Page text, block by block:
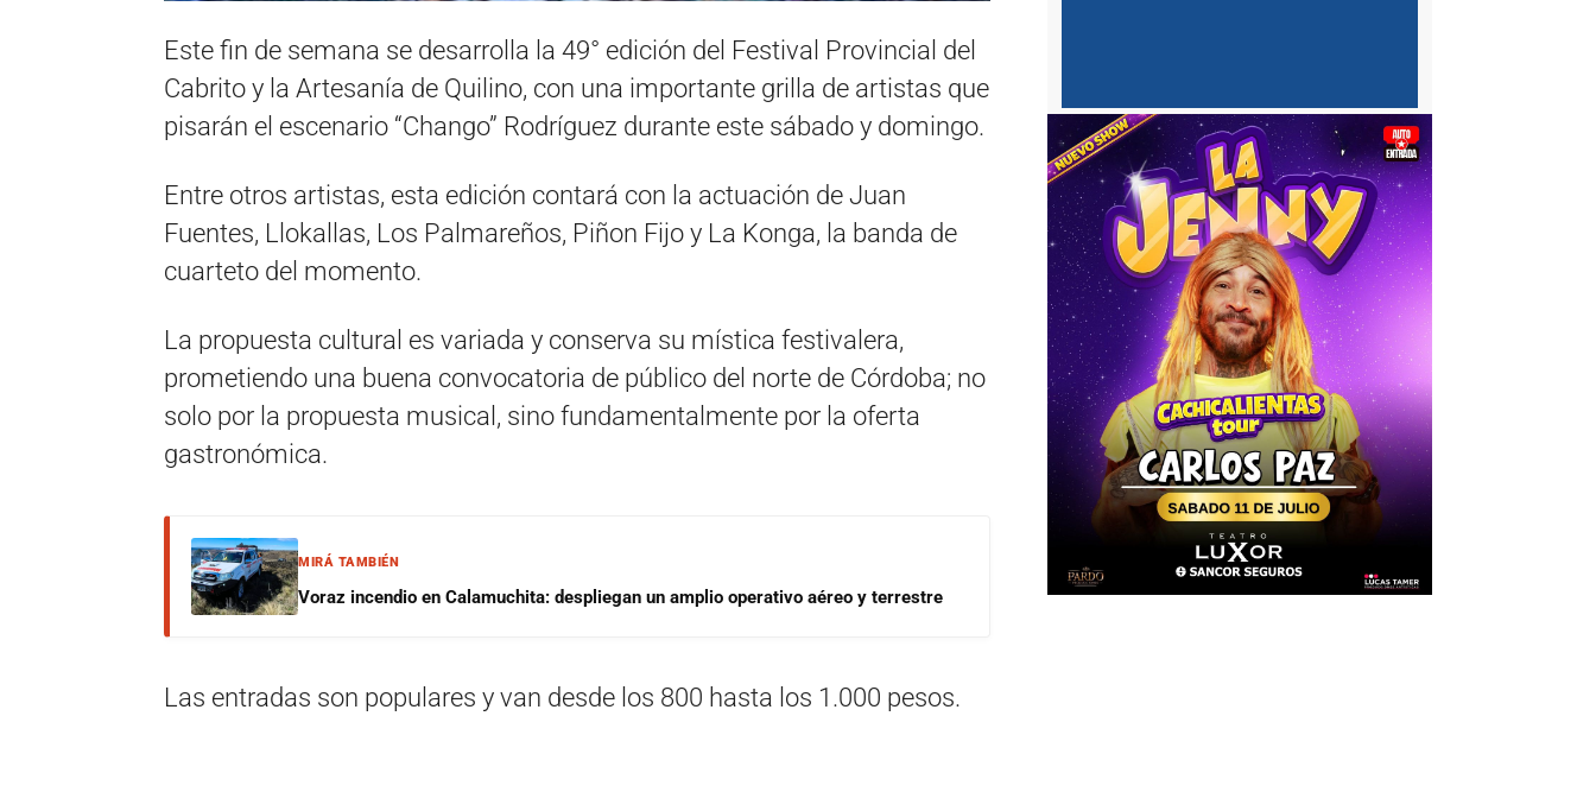
Este fin de semana se desarrolla la 49° edición del Festival Provincial del
Cabrito y la Artesanía de Quilino, con una importante grilla de artistas que
pisarán el escenario “Chango” Rodríguez durante este sábado y domingo.
Entre otros artistas, esta edición contará con la actuación de Juan
Fuentes, Llokallas, Los Palmareños, Piñon Fijo y La Konga, la banda de
cuarteto del momento.
La propuesta cultural es variada y conserva su mística festivalera,
prometiendo una buena convocatoria de público del norte de Córdoba; no
solo por la propuesta musical, sino fundamentalmente por la oferta
gastronómica.
MIRÁ TAMBIÉN
Voraz incendio en Calamuchita: despliegan un amplio operativo aéreo y terrestre
Las entradas son populares y van desde los 800 hasta los 1.000 pesos.